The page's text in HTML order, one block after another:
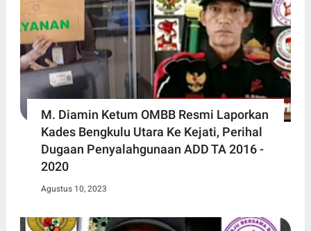
M. Diamin Ketum OMBB Resmi Laporkan
Kades Bengkulu Utara Ke Kejati, Perihal
Dugaan Penyalahgunaan ADD TA 2016 -
2020
Agustus 10, 2023